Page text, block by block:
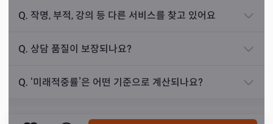
각을 했던 순간이었습니다.
이 심혈을 기울이시던 계약이 성사되었고 큰 돈을 벌
고 기도를 하는 신도가 되셨습니다. 이 손님은 그 이
Q. 작명, 부적, 강의 등 다른 서비스를 찾고 있어요
Q. 상담 품질이 보장되나요?
Q. ‘미래적중률’은 어떤 기준으로 계산되나요?